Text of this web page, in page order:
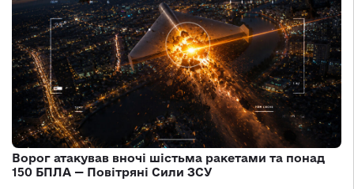
Ворог атакував вночі шістьма ракетами та понад
150 БПЛА — Повітряні Сили ЗСУ